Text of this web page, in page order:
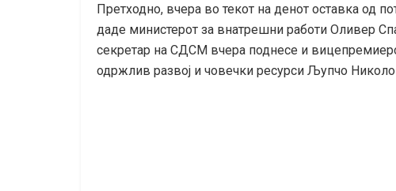
Претходно, вчера во текот на денот оставка од
даде министерот за внатрешни работи Оливер
секретар на СДСМ вчера поднесе и
одржлив развој и човечки ресурси Љупчо